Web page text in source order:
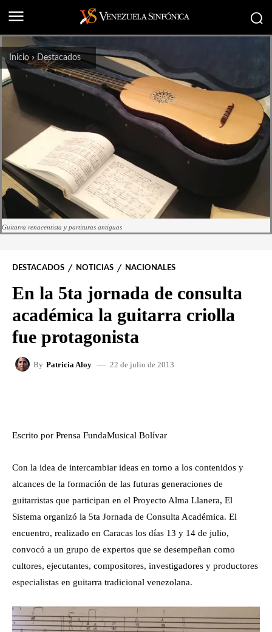
Inicio Destacados
Guitarra renacentista y partituras antiguas
DESTACADOS NOTICIAS NACIONALES
En la 5ta jornada de consulta
académica la guitarra criolla
fue protagonista
By Patricia Aloy 22 de julio de 2013
Escrito por Prensa FundaMusical Bolívar
Con la idea de intercambiar ideas en torno a los contenidos y
alcances de la formación de las futuras generaciones de
guitarristas que participan en el Proyecto Alma Llanera, El
Sistema organizó la 5ta Jornada de Consulta Académica. El
encuentro, realizado en Caracas los días 13 y 14 de julio,
convocó a un grupo de expertos que se desempeñan como
cultores, ejecutantes, compositores, investigadores y productores
especialistas en guitarra tradicional venezolana.